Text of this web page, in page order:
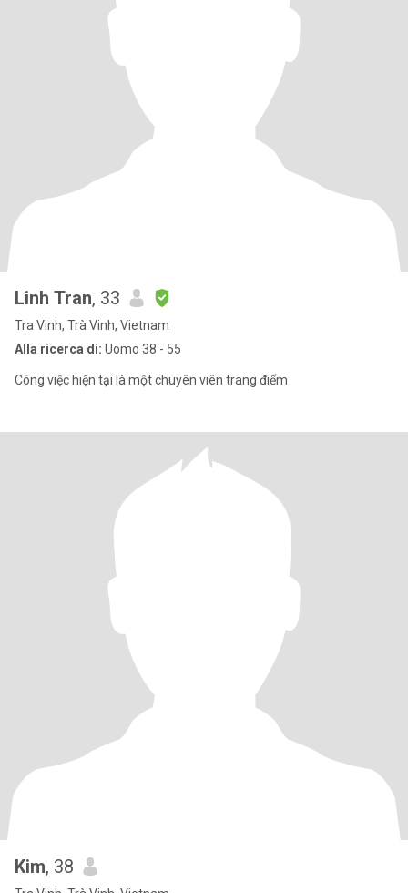
Linh Tran, 33
Tra Vinh, Trà Vinh, Vietnam
Alla ricerca di: Uomo 38 - 55
Công việc hiện tại là một chuyên viên trang điểm
Kim, 38